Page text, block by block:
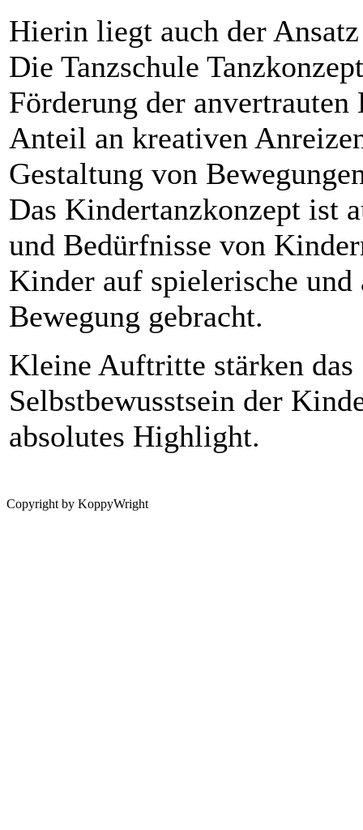
Hierin liegt auch der
Die Tanzschule
Förderung der
Anteil an kreativen
Gestaltung von
Das Kindertanzkonzept ist
und Bedürfnisse von
Kinder auf spielerische und
Bewegung gebracht.
Kleine Auftritte stärken das
Selbstbewusstsein der
absolutes Highlight.
Copyright by KoppyWright